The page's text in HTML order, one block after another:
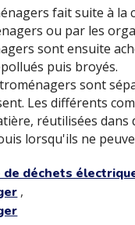
fait suite à la
ou par les
sont ensuite
puis broyés.
sont
Les différents
réutilisées dans
lorsqu'ils ne
de déchets
,